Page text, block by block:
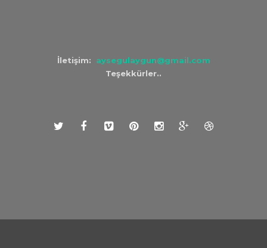
İletişim: aysegulaygun@gmail.com
Teşekkürler..